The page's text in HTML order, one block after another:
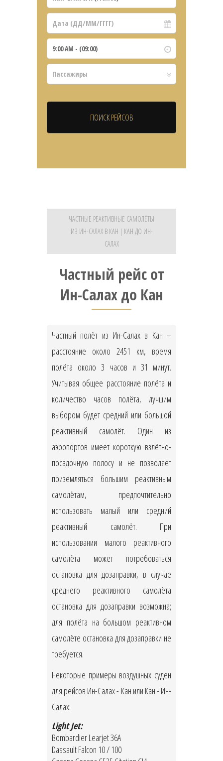
ЧАСТНЫЕ РЕАКТИВНЫЕ САМОЛЁТЫ
ИЗ ИН-САЛАХ В КАН | КАН ДО ИН-
САЛАХ
Частный рейс от
Ин-Салах до Кан
Частный полёт из Ин-Салах в Кан –
расстояние около 2451 км, время
полёта около 3 часов и 31 минут.
Учитывая общее расстояние полёта и
количество часов полёта, лучшим
выбором будет средний или большой
реактивный самолёт. Один из
аэропортов имеет короткую взлётно-
посадочную полосу и не позволяет
приземляться большим реактивным
самолётам, предпочтительно
использовать малый или средний
реактивный самолёт. При
использовании малого реактивного
самолёта может потребоваться
остановка для дозаправки, в случае
среднего реактивного самолёта
остановка для дозаправки возможна;
для полёта на большом реактивном
самолёте остановка для дозаправки не
требуется.
Некоторые примеры воздушных суден
для рейсов Ин-Салах - Кан или Кан - Ин-
Салах:
Light Jet:
Bombardier Learjet 36A
Dassault Falcon 10 / 100